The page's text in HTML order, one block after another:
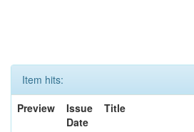
Item hits:
Preview
Issue
Date
Title